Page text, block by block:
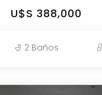
ofrece confort,
para disfrutar
Cocina definida
U$S 388,000
2 Baños